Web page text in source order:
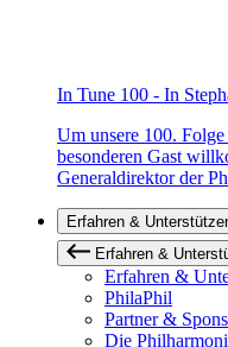
In Tune 100 - In
Um unsere 100.
besonderen Gast
Generaldirektor der
Erfahren &
Erfahren &
Erfahren &
PhilaPhil
Partner &
Die